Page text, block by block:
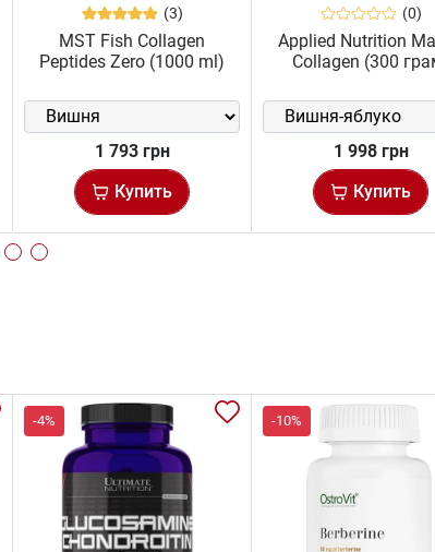
(3)
MST Fish Collagen
Peptides Zero (1000 ml)
1 793 грн
Купить
(0)
Applied Nutrition
Collagen (300
1 998 грн
Купить
-4% -10%